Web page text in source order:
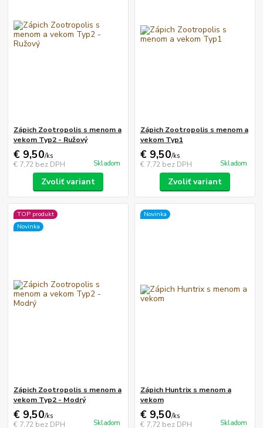
Zápich Zootropolis s menom a
vekom Typ2 - Ružový
€ 9,50/ks
€ 7,72 bez DPH Skladom
Zvoliť variant
Zápich Zootropolis s menom a
vekom Typ1
€ 9,50/ks
€ 7,72 bez DPH Skladom
Zvoliť variant
TOP produkt
Novinka
Zápich Zootropolis s menom a
vekom Typ2 - Modrý
€ 9,50/ks
€ 7,72 bez DPH Skladom
Novinka
Zápich Huntrix s menom a
vekom
€ 9,50/ks
€ 7,72 bez DPH Skladom